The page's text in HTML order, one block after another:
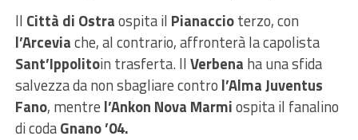
Il Città di Ostraospita il Pianaccioterzo, con
l’Arceviache, al contrario, affronterà la capolista
Sant’Ippolitoin trasferta. IlVerbena ha una sfida
salvezza da non sbagliare contro l’Alma Juventus
Fano, mentre l’Ankon Nova Marmiospita il fanalino
di codaGnano ’04.